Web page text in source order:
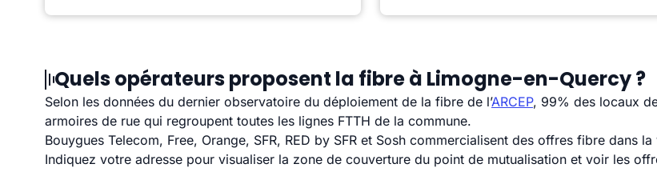
Quels opérateurs proposent la fibre à Limogne-en-Quercy ?
Selon les données du dernier observatoire du déploiement de la fibre de l’ARCEP, 99% des locaux
armoires de rue qui regroupent toutes les lignes FTTH de la commune.
Bouygues Telecom, Free, Orange, SFR, RED by SFR et Sosh commercialisent des offres fibre dans
Indiquez votre adresse pour visualiser la zone de couverture du point de mutualisation et voir les